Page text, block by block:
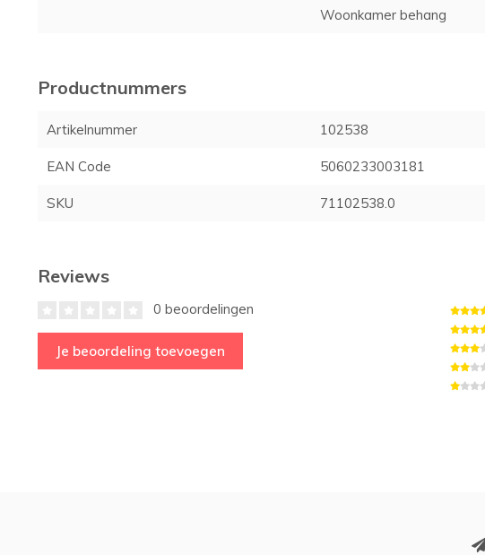
Woonkamer behang
Productnummers
Artikelnummer 102538
EAN Code 5060233003181
SKU 71102538.0
Reviews
0 beoordelingen
Je beoordeling toevoegen